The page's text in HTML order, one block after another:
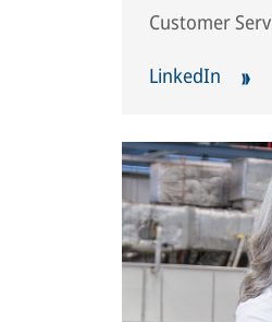
Customer
LinkedIn